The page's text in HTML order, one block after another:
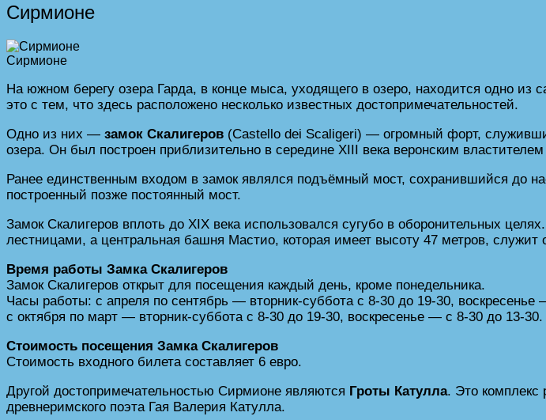
Сирмионе
Сирмионе
На южном берегу озера Гарда, в конце мыса, уходящего в озеро, находится одно
это с тем, что здесь расположено несколько известных достопримечательностей.
Одно из них — замок Скалигеров (Castello dei Scaligeri) — огромный форт,
озера. Он был построен приблизительно в середине XIII века веронским
Ранее единственным входом в замок являлся подъёмный мост, сохранившийся до
построенный позже постоянный мост.
Замок Скалигеров вплоть до XIX века использовался сугубо в оборонительных
лестницами, а центральная башня Мастио, которая имеет высоту 47 метров,
Время работы Замка Скалигеров
Замок Скалигеров открыт для посещения каждый день, кроме понедельника.
Часы работы: с апреля по сентябрь — вторник-суббота с 8-30 до 19-30, воскресенье
с октября по март — вторник-суббота с 8-30 до 19-30, воскресенье — с 8-30 до 13-30.
Стоимость посещения Замка Скалигеров
Стоимость входного билета составляет 6 евро.
Другой достопримечательностью Сирмионе являются Гроты Катулла. Это комплекс
древнеримского поэта Гая Валерия Катулла.